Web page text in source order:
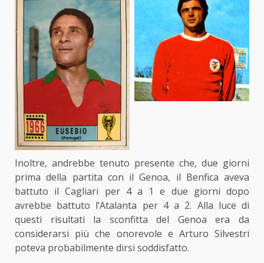
Inoltre, andrebbe tenuto presente che, due giorni
prima della partita con il Genoa, il Benfica aveva
battuto il Cagliari per 4 a 1 e due giorni dopo
avrebbe battuto l’Atalanta per 4 a 2. Alla luce di
questi risultati la sconfitta del Genoa era da
considerarsi più che onorevole e Arturo Silvestri
poteva probabilmente dirsi soddisfatto.